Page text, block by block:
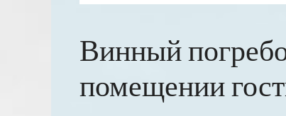
Винный
помещении